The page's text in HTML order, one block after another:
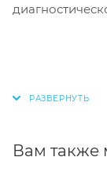
Вам также